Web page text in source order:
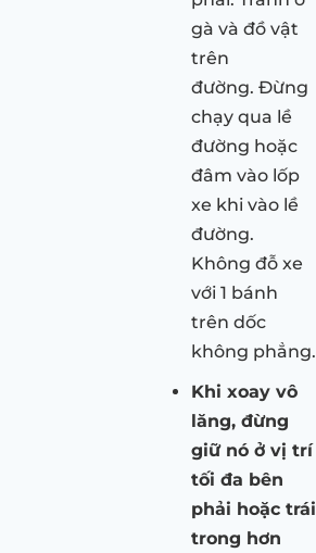
gà và đồ vật
trên
đường. Đừng
chạy qua lề
đường hoặc
đâm vào lốp
xe khi vào lề
đường.
Không đỗ xe
với 1 bánh
trên dốc
không phẳng.
Khi xoay vô
lăng, đừng
giữ nó ở vị trí
tối đa bên
phải hoặc trái
trong hơn